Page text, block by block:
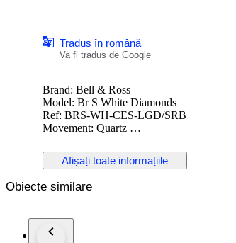
Tradus în română
Va fi tradus de Google
Brand: Bell & Ross
Model: Br S White Diamonds
Ref: BRS-WH-CES-LGD/SRB
Movement: Quartz
Case: Ceramic
Case diameter: 39 mm
Strap/Bracelet: Steel
Clasp: Fold clasp
Condition: Worn and in very good condition
Afișați toate informațiile
Obiecte similare